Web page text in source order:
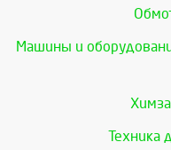
Машины и
Техника